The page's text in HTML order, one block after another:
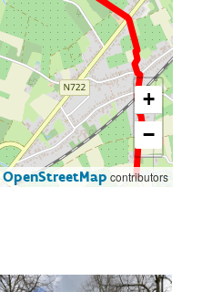
+
−
OpenStreetMap contributors